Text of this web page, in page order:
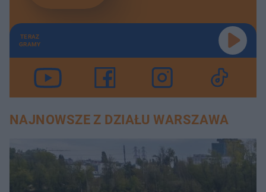
TERAZ
GRAMY
NAJNOWSZE Z DZIAŁU WARSZAWA